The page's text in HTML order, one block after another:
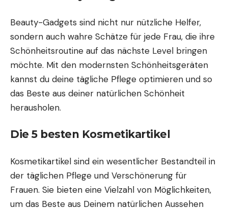
Beauty-Gadgets sind nicht nur nützliche Helfer,
sondern auch wahre Schätze für jede Frau, die ihre
Schönheitsroutine auf das nächste Level bringen
möchte. Mit den modernsten Schönheitsgeräten
kannst du deine tägliche Pflege optimieren und so
das Beste aus deiner natürlichen Schönheit
herausholen.
Die 5 besten Kosmetikartikel
Kosmetikartikel sind ein wesentlicher Bestandteil in
der täglichen Pflege und Verschönerung für
Frauen. Sie bieten eine Vielzahl von Möglichkeiten,
um das Beste aus Deinem natürlichen Aussehen